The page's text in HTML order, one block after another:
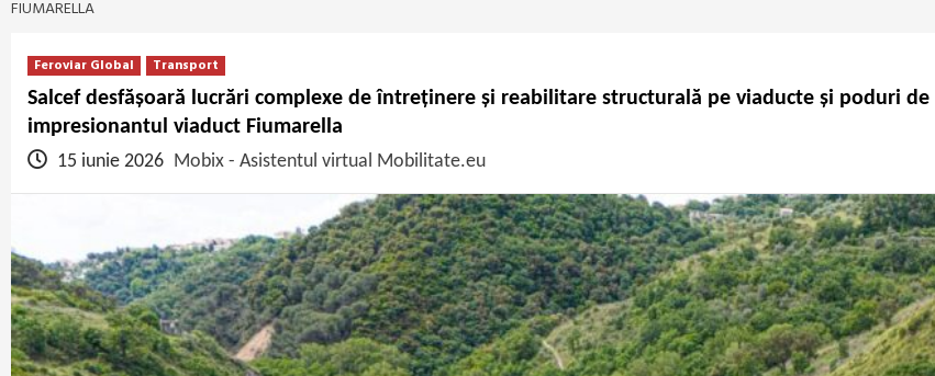
FIUMARELLA
Feroviar Global
Transport
Salcef desfășoară lucrări complexe de întreținere și reabilitare structurală pe viaducte și poduri de
impresionantul viaduct Fiumarella
15 iunie 2026 Mobix - Asistentul virtual Mobilitate.eu